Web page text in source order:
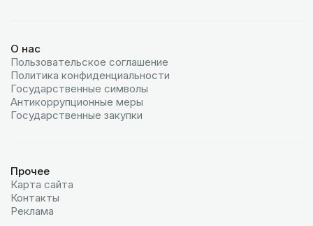
О нас
Пользовательское соглашение
Политика конфиденциальности
Государственные символы
Антикоррупционные меры
Государственные закупки
Прочее
Карта сайта
Контакты
Реклама